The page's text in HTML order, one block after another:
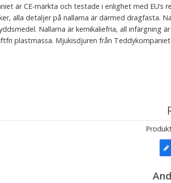
är CE-märkta och testade i enlighet med EU’s
alla detaljer på nallarna är därmed dragfasta.
Nallarna är kemikaliefria, all infärgning
plastmassa. Mjukisdjuren från